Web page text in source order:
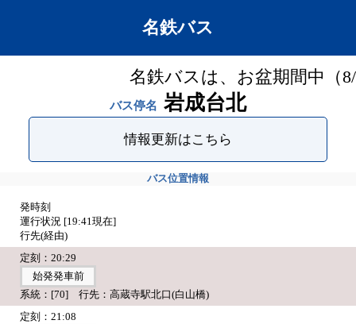
名鉄バス
名鉄バスは、お盆期間中（
バス停名 岩成台北
情報更新はこちら
バス位置情報
発時刻
運行状況 [19:41 現在]
行先(経由)
定刻：20:29
始発発車前
系統：[70] 行先：高蔵寺駅北口(白山橋)
定刻：21:08